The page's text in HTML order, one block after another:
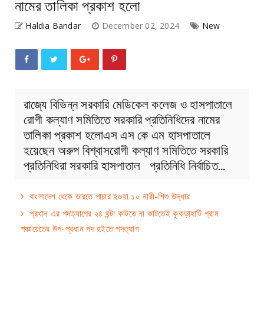
Haldia Bandar December 02, 2024 New
রাজ্যে বিভিন্ন সরকারি মেডিকেল কলেজ ও হাসপাতালে
রোগী কল্যাণ সমিতিতে সরকারি প্রতিনিধিদের নামের
তালিকা প্রকাশ হলোএস এস কে এম হাসপাতালে
হয়েছেন অরুপ বিশ্বাসরোগী কল্যাণ সমিতিতে সরকারি
প্রতিনিধিরা সরকারি হাসপাতাল ‌ প্রতিনিধি নির্বাচিত…
বাংলাদেশ থেকে ভারতে পাচার হওয়া ১০ নারী-শিশু উদ্ধার
প্রধান এর পদত্যাগের ২৪ ঘন্টা কাটতে না কাটতেই কুকড়াহাটি গ্রাম
পঞ্চায়েতের উপ-প্রধান পদ হইতে পদত্যাগ